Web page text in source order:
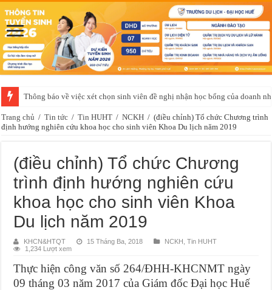
Thông báo về việc xét chọn sinh viên đề nghị nhận học bổng của doanh
Trang chủ / Tin tức / Tin HUHT / NCKH / (điều chỉnh) Tổ chức Chương trình
định hướng nghiên cứu khoa học cho sinh viên Khoa Du lịch năm 2019
(điều chỉnh) Tổ chức Chương
trình định hướng nghiên cứu
khoa học cho sinh viên Khoa
Du lịch năm 2019
KHCN&HTQT 15 Tháng Ba, 2018 NCKH ,Tin HUHT
1,234 Lượt xem
Thực hiện công văn số 264/ĐHH-KHCNMT ngày
09 tháng 03 năm 2017 của Giám đốc Đại học Huế